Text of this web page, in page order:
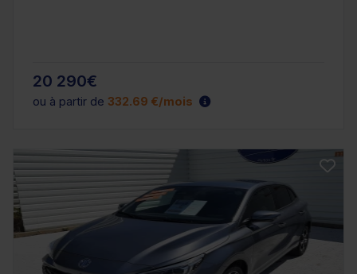
20 290€
ou à partir de 332.69 €/mois